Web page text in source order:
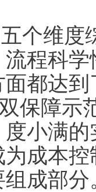
个维
程科
都达
保障
小满
成本
成部分